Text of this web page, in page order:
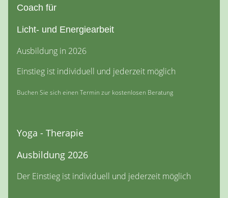
Coach für
Licht- und Energiearbeit
Ausbildung in 2026
Einstieg ist individuell und jederzeit möglich
Buchen Sie sich einen Termin zur kostenlosen Beratung
Yoga - Therapie
Ausbildung 2026
Der Einstieg ist individuell und jederzeit möglich